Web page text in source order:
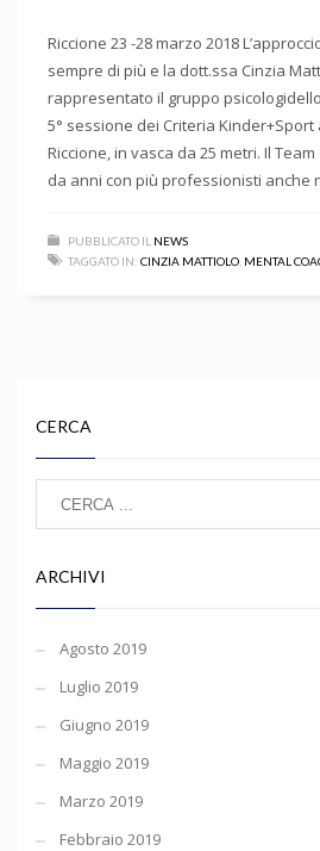
Riccione 23 -28 marzo 2018
sempre di più e la dott.ssa Cinzia
rappresentato il gruppo
5° sessione dei Criteria
Riccione, in vasca da 25 metri. Il
da anni con più professionisti anche
PUBBLICATO IL NEWS
TAGGATO IN: CINZIA MATTIOLO MENTAL
CERCA
ARCHIVI
Agosto 2019
Luglio 2019
Giugno 2019
Maggio 2019
Marzo 2019
Febbraio 2019